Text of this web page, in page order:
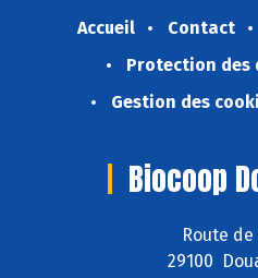
Accueil Contact
Protection des
Gestion des
Biocoop
Route
29100